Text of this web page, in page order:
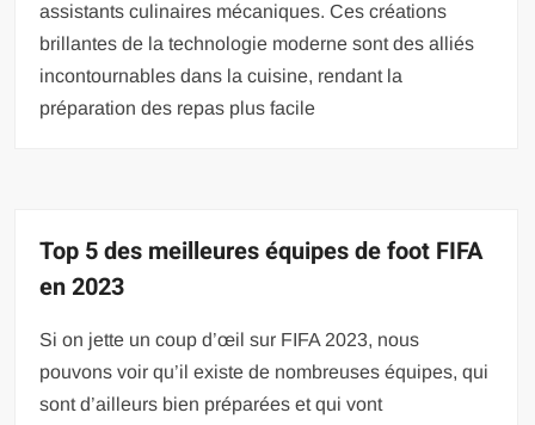
assistants culinaires mécaniques. Ces créations
brillantes de la technologie moderne sont des alliés
incontournables dans la cuisine, rendant la
préparation des repas plus facile
Top 5 des meilleures équipes de foot FIFA
en 2023
Si on jette un coup d’œil sur FIFA 2023, nous
pouvons voir qu’il existe de nombreuses équipes, qui
sont d’ailleurs bien préparées et qui vont